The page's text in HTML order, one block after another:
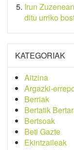
Irun
ditu urriko
KATEGORIAK
Aitzina
Argazki-
Berriak
Bertatik
Bertsoak
Beti Gazte
Ekintzaileak